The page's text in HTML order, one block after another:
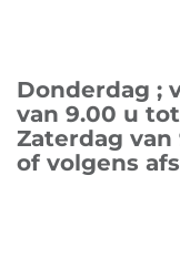
Donderdag ;
van 9.00 u tot
Zaterdag van
of volgens